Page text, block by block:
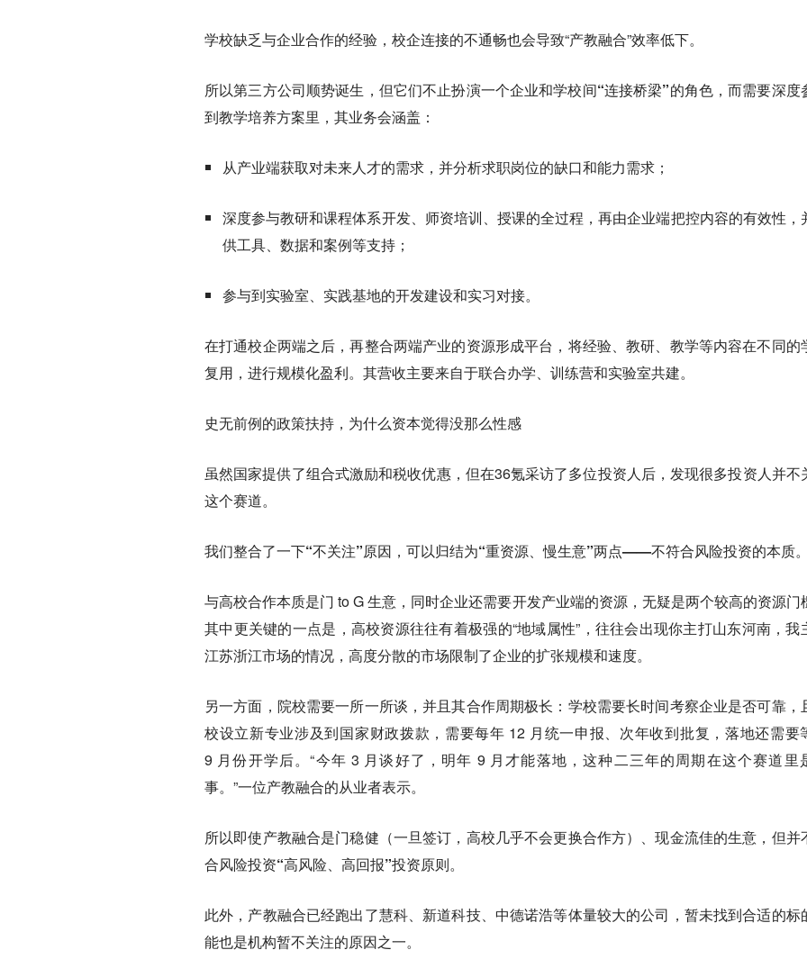
学校缺乏与企业合作的经验，校企连接的不通畅也会导致“产教融合”效率低下。
所以第三方公司顺势诞生，但它们不止扮演一个企业和学校间“连接桥梁”的角色，而需要深度
到教学培养方案里 ， 其业务会涵盖：
从产业端获取对未来人才的需求，并分析求职岗位的缺口和能力需求；
深度参与教研和课程体系开发、师资培训、授课的全过程，再由企业端把控内容的有效性，
供工具、数据和案例等支持；
参与到实验室、实践基地的开发建设和实习对接。
在打通校企两端之后，再整合两端产业的资源形成平台，将经验、教研、教学等内容在不同的
复用，进行规模化盈利。其营收主要来自于联合办学、训练营和实验室共建。
史无前例的政策扶持，为什么资本觉得没那么性感
虽然国家提供了组合式激励和税收优惠， 但在36氪采访了多位投资人后，发现很多投资人并不
这个赛道。
我们整合了一下“不关注”原因，可以归结为“重资源、慢生意”两点——不符合风险投资的本质。
与高校合作本质是门 to G 生意，同时企业还需要开发产业端的资源，无疑是两个较高的资源门
其中更关键的一点是，高校资源往往有着极强的“地域属性”，往往会出现你主打山东河南，我
江苏浙江市场的情况，高度分散的市场限制了企业的扩张规模和速度。
另一方面，院校需要一所一所谈，并且其合作周期极长：学校需要长时间考察企业是否可靠，
校设立新专业涉及到国家财政拨款，需要每年 12 月统一申报、次年收到批复，落地还需要
9 月份开学后。“今年 3 月谈好了，明年 9 月才能落地，这种二三年的周期在这个赛道里
事。”一位产教融合的从业者表示。
所以即使产教融合是门稳健（一旦签订，高校几乎不会更换合作方）、现金流佳的生意，但并
合风险投资“高风险、高回报”投资原则。
此外，产教融合已经跑出了慧科、新道科技、中德诺浩等体量较大的公司，暂未找到合适的标
能也是机构暂不关注的原因之一。